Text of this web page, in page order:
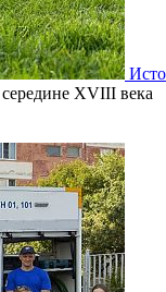
XVIII века